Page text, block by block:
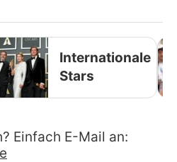
Internationale
Stars
Einfach E-Mail an: